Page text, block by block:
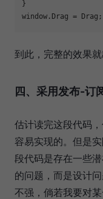
window
到此，完整的效果
四、采用发布-订
估计读完这段代码
容易实现的。但是
段代码是存在一些
的问题，而是设计
不强，倘若我要对